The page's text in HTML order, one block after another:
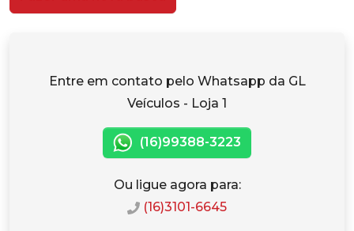
Entre em contato pelo Whatsapp da GL
Veículos - Loja 1
(16)99388-3223
Ou ligue agora para:
(16)3101-6645